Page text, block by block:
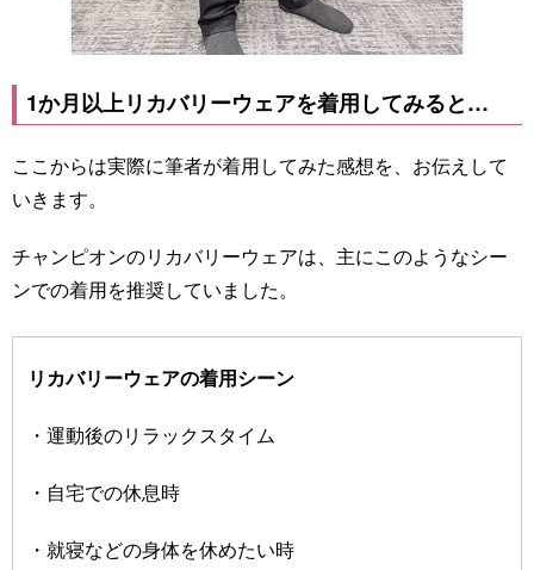
1か月以上リカバリーウェアを着用してみると…
ここからは実際に筆者が着用してみた感想を、お伝えして
いきます。
チャンピオンのリカバリーウェアは、主にこのようなシー
ンでの着用を推奨していました。
リカバリーウェアの着用シーン
・運動後のリラックスタイム
・自宅での休息時
・就寝などの身体を休めたい時